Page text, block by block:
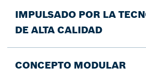
IMPULSADO POR LA
DE ALTA CALIDAD
CONCEPTO MODULAR